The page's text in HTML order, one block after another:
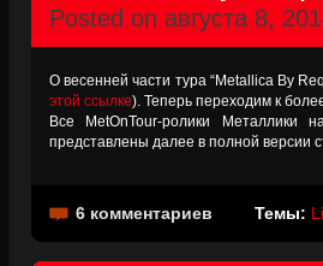
Posted on августа 8,
О весенней части тура “Metallica By
этой ссылке). Теперь переходим к
Все MetOnTour-ролики
представлены далее в полной версии
6 комментариев Темы: